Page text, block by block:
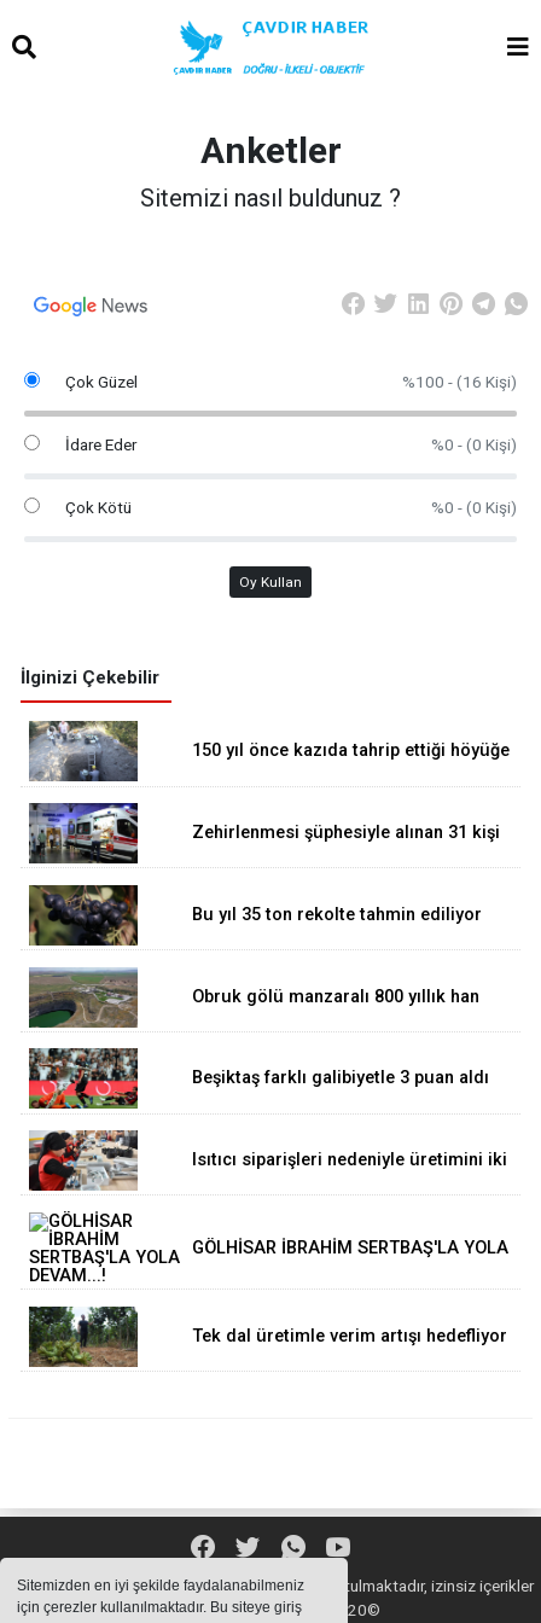
Sitemizden en iyi şekilde faydalanabilmeniz
için çerezler kullanılmaktadır. Bu siteye giriş
Anketler
Sitemizi nasıl buldunuz ?
Çok Güzel %100 - (16 Kişi)
İdare Eder %0 - (0 Kişi)
Çok Kötü %0 - (0 Kişi)
Oy Kullan
İlginizi Çekebilir
150 yıl önce kazıda tahrip ettiği höyüğe
Zehirlenmesi şüphesiyle alınan 31 kişi
Bu yıl 35 ton rekolte tahmin ediliyor
Obruk gölü manzaralı 800 yıllık han
Beşiktaş farklı galibiyetle 3 puan aldı
Isıtıcı siparişleri nedeniyle üretimini iki
GÖLHİSAR İBRAHİM SERTBAŞ'LA YOLA
Tek dal üretimle verim artışı hedefliyor
Sitemizde bulunan içeriklerin tüm hakları saklı tutulmaktadır, izinsiz içerikler
kullanılamaz. Copyright 2020©